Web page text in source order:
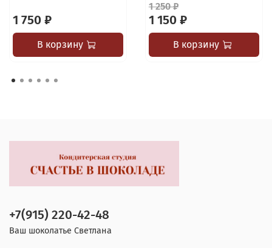
1 750 ₽
В корзину
1 250 ₽
1 150 ₽
В корзину
+7(915) 220-42-48
Ваш шоколатье Светлана